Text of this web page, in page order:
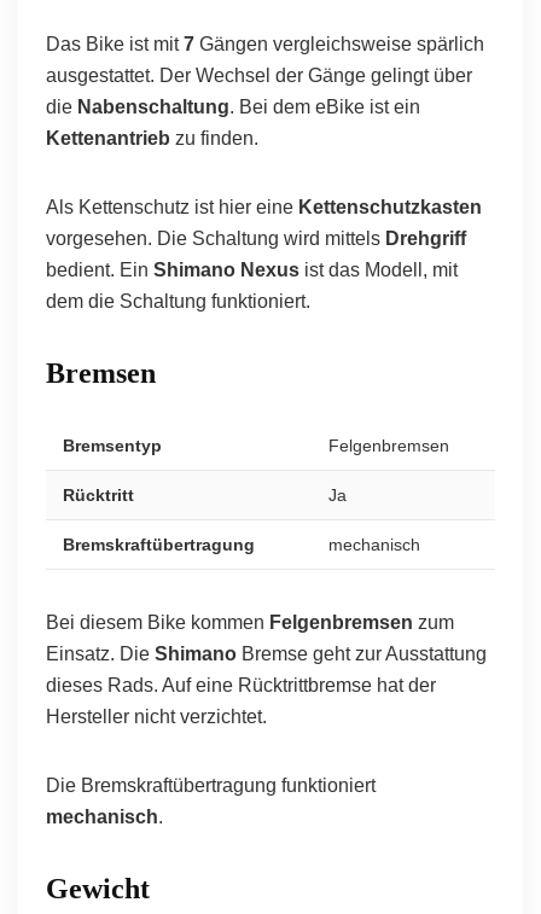
Das Bike ist mit7Gängen vergleichsweise spärlich
ausgestattet. Der Wechsel der Gänge gelingt über
die Nabenschaltung. Bei dem eBike ist ein
Kettenantrieb zu finden.
Als Kettenschutz ist hier eine Kettenschutzkasten
vorgesehen. Die Schaltung wird mittels Drehgriff
bedient. Ein Shimano Nexusist das Modell, mit
dem die Schaltung funktioniert.
Bremsen
Bremsentyp Felgenbremsen
Rücktritt Ja
Bremskraftübertragung mechanisch
Bei diesem Bike kommen Felgenbremsen zum
Einsatz. Die ShimanoBremse geht zur Ausstattung
dieses Rads. Auf eine Rücktrittbremse hat der
Hersteller nicht verzichtet.
Die Bremskraftübertragung funktioniert
mechanisch.
Gewicht